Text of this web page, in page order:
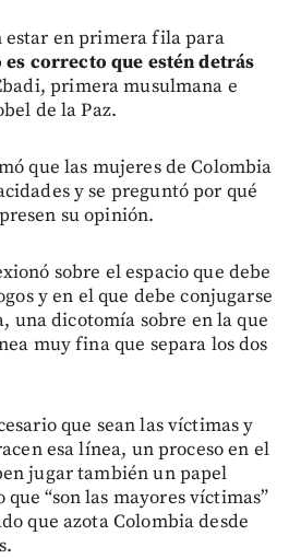
estar en primera fila para
es correcto que estén detrás
primera musulmana e
de la Paz.
que las mujeres de Colombia
y se preguntó por qué
su opinión.
sobre el espacio que debe
y en el que debe conjugarse
una dicotomía sobre en la que
muy fina que separa los dos
que sean las víctimas y
esa línea, un proceso en el
jugar también un papel
“son las mayores víctimas”
que azota Colombia desde